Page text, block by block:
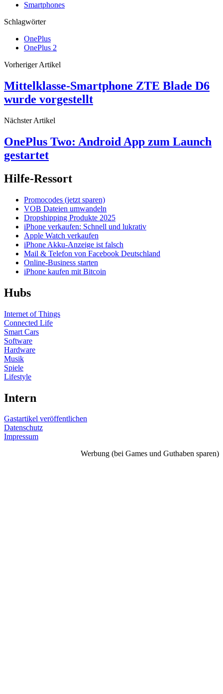
Smartphones
Schlagwörter
OnePlus
OnePlus 2
Vorheriger Artikel
Mittelklasse-Smartphone ZTE Blade D6
wurde vorgestellt
Nächster Artikel
OnePlus Two: Android App zum Launch
gestartet
Hilfe-Ressort
Promocodes (jetzt sparen)
VOB Dateien umwandeln
Dropshipping Produkte 2025
iPhone verkaufen: Schnell und lukrativ
Apple Watch verkaufen
iPhone Akku-Anzeige ist falsch
Mail & Telefon von Facebook Deutschland
Online-Business starten
iPhone kaufen mit Bitcoin
Hubs
Internet of Things
Connected Life
Smart Cars
Software
Hardware
Musik
Spiele
Lifestyle
Intern
Gastartikel veröffentlichen
Datenschutz
Impressum
Werbung (bei Games und Guthaben sparen)